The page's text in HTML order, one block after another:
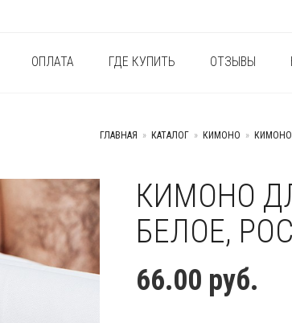
ОПЛАТА ГДЕ КУПИТЬ ОТЗЫВЫ
ГЛАВНАЯ » КАТАЛОГ » КИМОНО »
КИМОНО
БЕЛОЕ,
66.00 руб.